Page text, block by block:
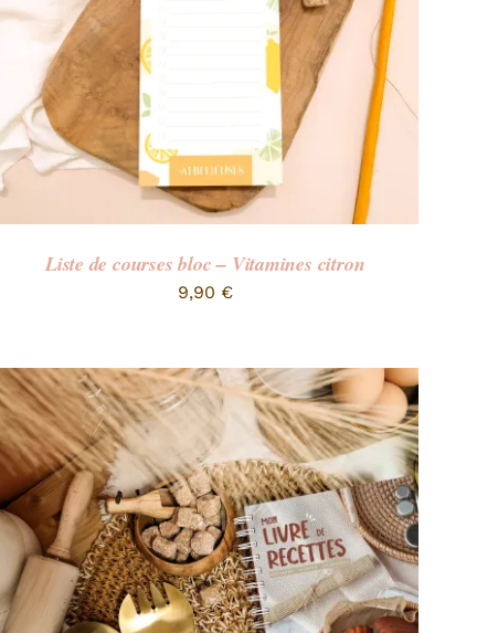
Liste de courses bloc – Vitamines citron
9,90 €